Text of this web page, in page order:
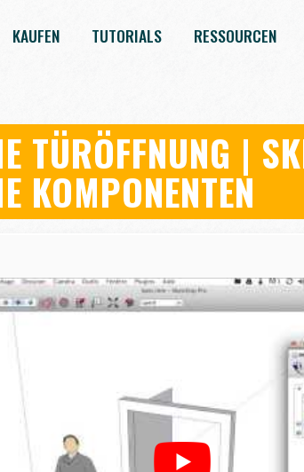
KAUFEN TUTORIALS RESSOURCEN
TÜRÖFFNUNG |
KOMPONENTEN